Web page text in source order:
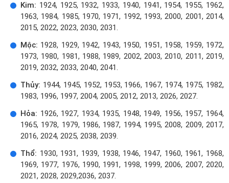
Kim: 1924, 1925, 1932, 1933, 1940, 1941, 1954, 1955, 1962,
1963, 1984, 1985, 1970, 1971, 1992, 1993, 2000, 2001, 2014,
2015, 2022, 2023, 2030, 2031.
Mộc: 1928, 1929, 1942, 1943, 1950, 1951, 1958, 1959, 1972,
1973, 1980, 1981, 1988, 1989, 2002, 2003, 2010, 2011, 2019,
2019, 2032, 2033, 2040, 2041.
Thủy: 1944, 1945, 1952, 1953, 1966, 1967, 1974, 1975, 1982,
1983, 1996, 1997, 2004, 2005, 2012, 2013, 2026, 2027.
Hỏa: 1926, 1927, 1934, 1935, 1948, 1949, 1956, 1957, 1964,
1965, 1978, 1979, 1986, 1987, 1994, 1995, 2008, 2009, 2017,
2016, 2024, 2025, 2038, 2039.
Thổ: 1930, 1931, 1939, 1938, 1946, 1947, 1960, 1961, 1968,
1969, 1977, 1976, 1990, 1991, 1998, 1999, 2006, 2007, 2020,
2021, 2028, 2029,2036, 2037.